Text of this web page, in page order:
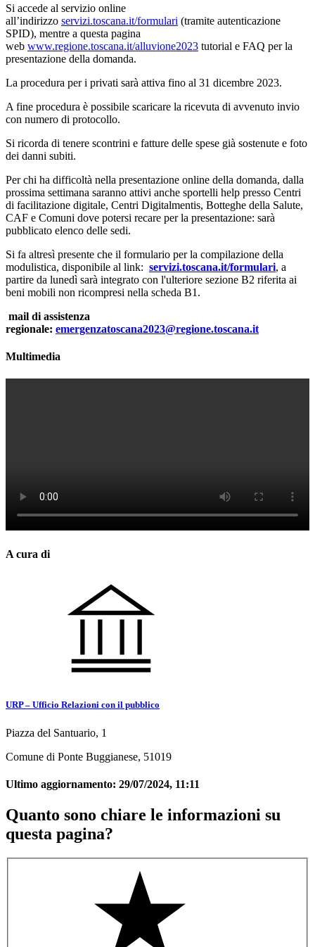
Si accede al servizio online
all’indirizzo servizi.toscana.it/formulari (tramite autenticazione
SPID), mentre a questa pagina
web www.regione.toscana.it/alluvione2023 tutorial e FAQ per la
presentazione della domanda.
La procedura per i privati sarà attiva fino al 31 dicembre 2023.
A fine procedura è possibile scaricare la ricevuta di avvenuto invio
con numero di protocollo.
Si ricorda di tenere scontrini e fatture delle spese già sostenute e foto
dei danni subiti.
Per chi ha difficoltà nella presentazione online della domanda, dalla
prossima settimana saranno attivi anche sportelli help presso Centri
di facilitazione digitale, Centri Digitalmentis, Botteghe della Salute,
CAF e Comuni dove potersi recare per la presentazione: sarà
pubblicato elenco delle sedi.
Si fa altresì presente che il formulario per la compilazione della
modulistica, disponibile al link: servizi.toscana.it/formulari, a
partire da lunedì sarà integrato con l'ulteriore sezione B2 riferita ai
beni mobili non ricompresi nella scheda B1.
mail di assistenza
regionale: emergenzatoscana2023@regione.toscana.it
Multimedia
A cura di
URP – Ufficio Relazioni con il pubblico
Piazza del Santuario, 1
Comune di Ponte Buggianese, 51019
Ultimo aggiornamento: 29/07/2024, 11:11
Quanto sono chiare le informazioni su
questa pagina?